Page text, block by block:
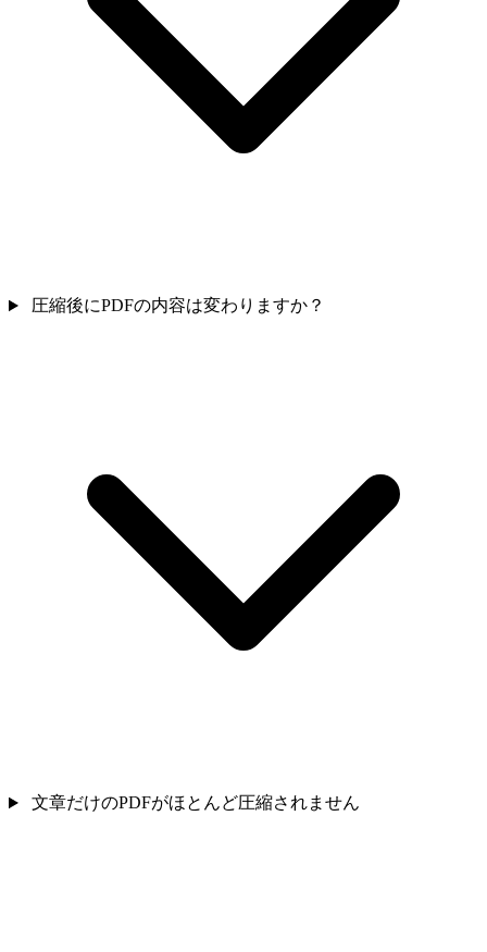
圧縮後にPDFの内容は変わりますか？
文章だけのPDFがほとんど圧縮されません